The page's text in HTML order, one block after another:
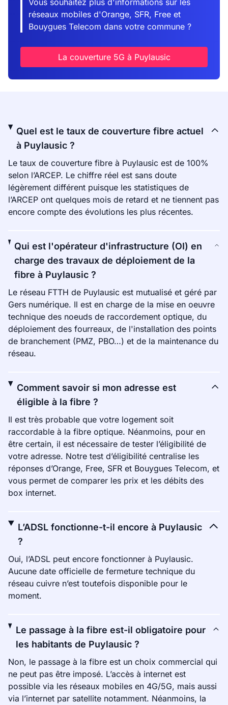
Vous souhaitez plus d'informations sur les
réseaux mobiles d'Orange, SFR, Free et
Bouygues Telecom dans votre commune ?
La couverture 5G à Puylausic
Quel est le taux de couverture fibre actuel
à Puylausic ?
Le taux de couverture fibre à Puylausic est de 100%
selon l’ARCEP. Le chiffre réel est sans doute
légèrement différent puisque les statistiques de
l’ARCEP ont quelques mois de retard et ne tiennent pas
encore compte des évolutions les plus récentes.
Qui est l'opérateur d'infrastructure (OI) en
charge des travaux de déploiement de la
fibre à Puylausic ?
Le réseau FTTH de Puylausic est mutualisé et géré par
Gers numérique. Il est en charge de la mise en oeuvre
technique des noeuds de raccordement optique, du
déploiement des fourreaux, de l'installation des points
de branchement (PMZ, PBO…) et de la maintenance du
réseau.
Comment savoir si mon adresse est
éligible à la fibre ?
Il est très probable que votre logement soit
raccordable à la fibre optique. Néanmoins, pour en
être certain, il est nécessaire de tester l’éligibilité de
votre adresse. Notre test d’éligibilité centralise les
réponses d’Orange, Free, SFR et Bouygues Telecom, et
vous permet de comparer les prix et les débits des
box internet.
L’ADSL fonctionne-t-il encore à Puylausic
?
Oui, l’ADSL peut encore fonctionner à Puylausic.
Aucune date officielle de fermeture technique du
réseau cuivre n’est toutefois disponible pour le
moment.
Le passage à la fibre est-il obligatoire pour
les habitants de Puylausic ?
Non, le passage à la fibre est un choix commercial qui
ne peut pas être imposé. L’accès à internet est
possible via les réseaux mobiles en 4G/5G, mais aussi
via l’internet par satellite notamment. Néanmoins, la